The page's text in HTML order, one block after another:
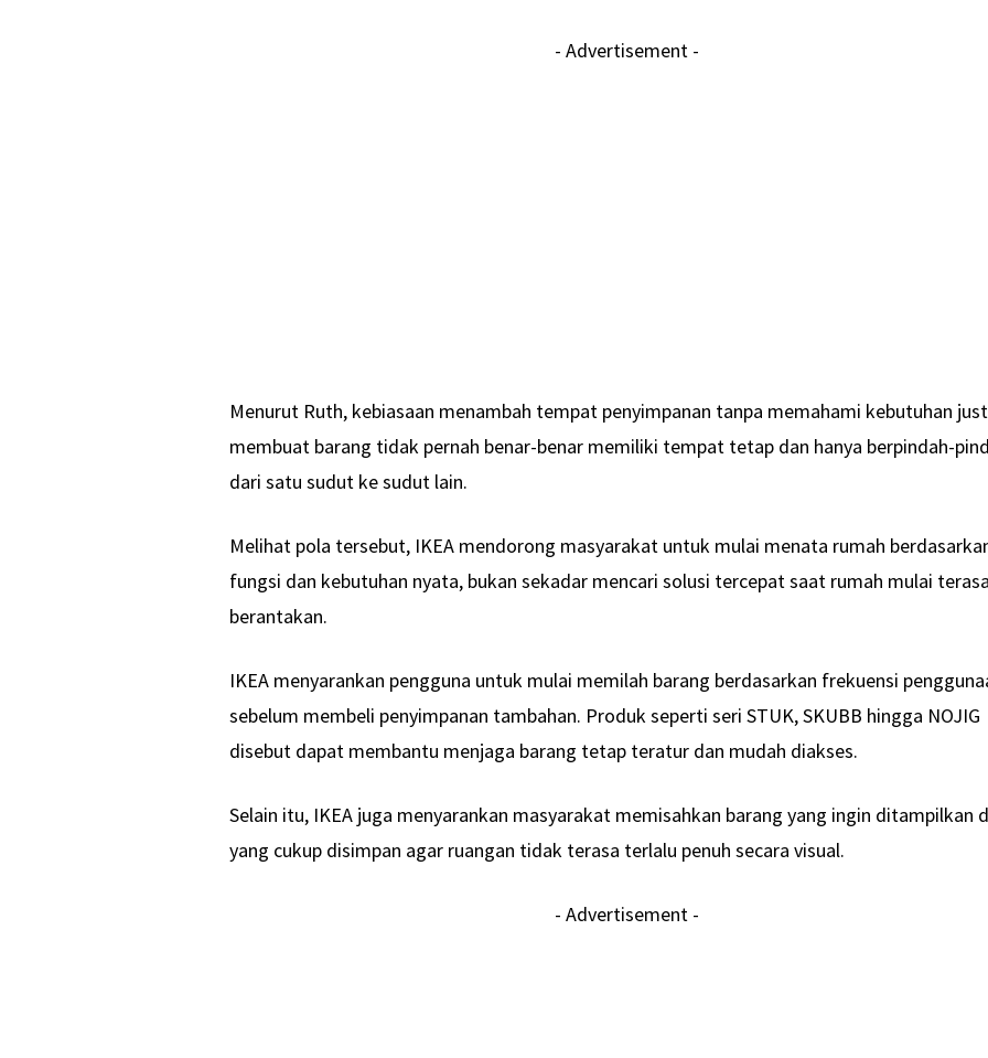
- Advertisement -
Menurut Ruth, kebiasaan menambah tempat penyimpanan tanpa memahami kebutuhan
membuat barang tidak pernah benar-benar memiliki tempat tetap dan hanya berpindah-
dari satu sudut ke sudut lain.
Melihat pola tersebut, IKEA mendorong masyarakat untuk mulai menata rumah
fungsi dan kebutuhan nyata, bukan sekadar mencari solusi tercepat saat rumah mulai
berantakan.
IKEA menyarankan pengguna untuk mulai memilah barang berdasarkan frekuensi
sebelum membeli penyimpanan tambahan. Produk seperti seri STUK, SKUBB hingga NOJIG
disebut dapat membantu menjaga barang tetap teratur dan mudah diakses.
Selain itu, IKEA juga menyarankan masyarakat memisahkan barang yang ingin ditampilkan
yang cukup disimpan agar ruangan tidak terasa terlalu penuh secara visual.
- Advertisement -